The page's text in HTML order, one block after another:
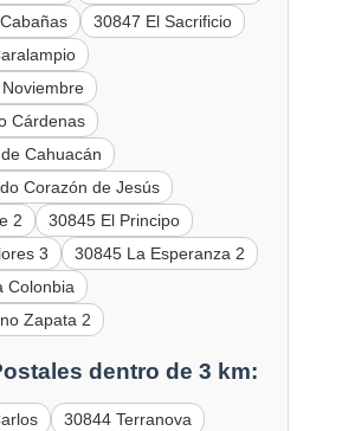
30847 El Sacrificio
Cárdenas
Cahuacán
Corazón de Jesús
2
30845 El Principo
3
30845 La Esperanza 2
Colonbia
Zapata 2
dentro de 3 km:
30844 Terranova